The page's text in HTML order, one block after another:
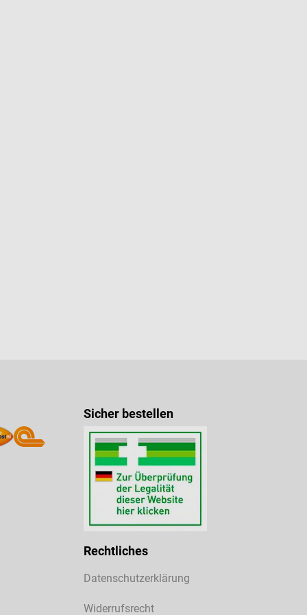
Sicher bestellen
Rechtliches
Datenschutzerklärung
Widerrufsrecht